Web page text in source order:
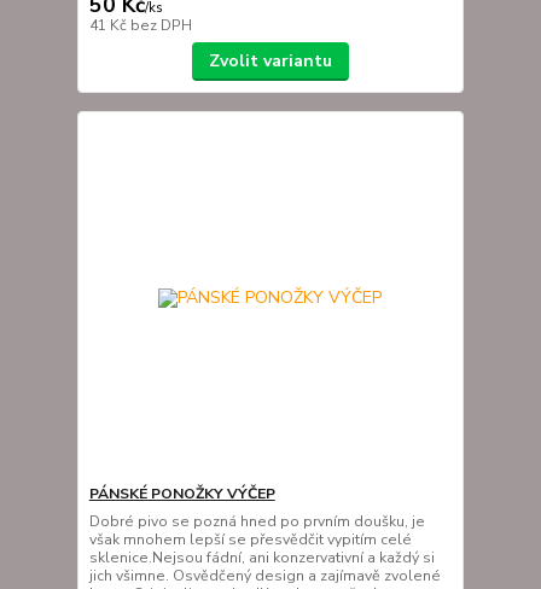
/ks
41 Kč bez DPH
Zvolit variantu
PÁNSKÉ PONOŽKY VÝČEP
Dobré pivo se pozná hned po prvním doušku, je
však mnohem lepší se přesvědčit vypitím celé
sklenice.Nejsou fádní, ani konzervativní a každý si
jich všimne. Osvědčený design a zajímavě zvolené